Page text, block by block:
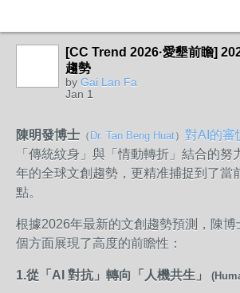
[CC Trend 2026·愛墾前瞻]
趨勢
by Gai Lan Fa
Jan 1
陳明發博士 （ Dr. Tan Beng Huat） 對AI的審
「傳統紋身」與「情動轉折」結合的努
年的全球文創趨勢，更精准捕捉到了當
點。
根據2026年最新的文創趨勢預測，陳博
個方面展現了高度的前瞻性：
1.從「AI 對抗」轉向「人機共生」